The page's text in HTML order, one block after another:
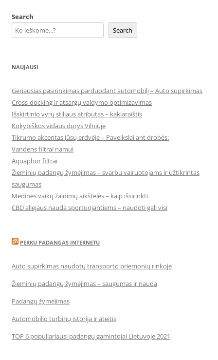
Search
Search
NAUJAUSI
Geriausias pasirinkimas parduodant automobilį – Auto supirkimas
Cross-docking ir atsargų valdymo optimizavimas
Išskirtinio vyrų stiliaus atributas – kaklaraištis
Kokybiškos vidaus durys Vilniuje
Tikrumo akcentas Jūsų erdvėje – Paveikslai ant drobės:
Vandens filtrai namui
Aquaphor filtrai
Žieminių padangų žymėjimas – svarbu vairuotojams ir užtikrintas
saugumas
Medinės vaikų žaidimų aikštelės – kaip išsirinkti
CBD aliejaus nauda sportuojantiems – naudoti gali visi
PERKU PADANGAS INTERNETU
Auto supirkimas naudotų transporto priemonių rinkoje
Žieminių padangų žymėjimas – saugumas ir nauda
Padangų žymėjimas
Automobilio turbinų istorija ir ateitis
TOP 6 populiariausi padangų gamintojai Lietuvoje 2021